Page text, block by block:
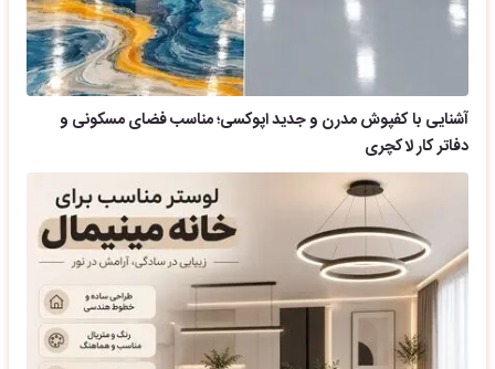
آشنایی با کفپوش مدرن و جدید اپوکسی؛ مناسب فضای مسکونی و
دفاتر کار لاکچری